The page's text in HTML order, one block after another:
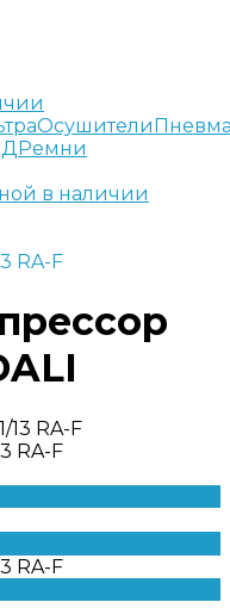
Осушители
Ремни
в наличии
RA-F
RA-F
RA-F